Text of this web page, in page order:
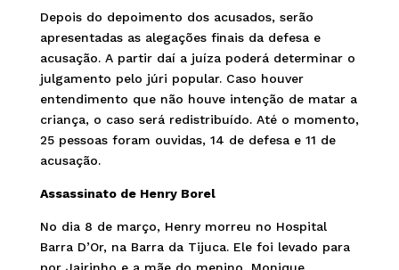
Depois do depoimento dos acusados, serão
apresentadas as alegações finais da defesa e
acusação. A partir daí a juíza poderá determinar o
julgamento pelo júri popular. Caso houver
entendimento que não houve intenção de matar a
criança, o caso será redistribuído. Até o momento,
25 pessoas foram ouvidas, 14 de defesa e 11 de
acusação.
Assassinato de Henry Borel
No dia 8 de março, Henry morreu no Hospital
Barra D’Or, na Barra da Tijuca. Ele foi levado para
por Jairinho e a mãe do menino, Monique